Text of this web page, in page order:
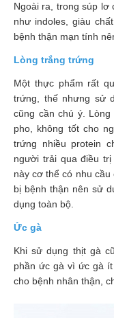
Tiêu
hóa
Cơ
Khớp
Mắt
Kháng
sinh,
Nhiễm
khuẩn
Hô
hấp
Ngoài ra, trong súp lơ
như indoles, giàu
bệnh thận mạn tính
Lòng trắng trứng
Một thực phẩm rất
trứng, thế nhưng sử
cũng cần chú ý.
pho, không tốt cho
trứng nhiều protein
người trải qua điều
này cơ thể có nhu
bị bệnh thận nên sử
dụng toàn bộ.
Ức gà
Khi sử dụng thịt gà
phần ức gà vì ức gà
cho bệnh nhân thận,